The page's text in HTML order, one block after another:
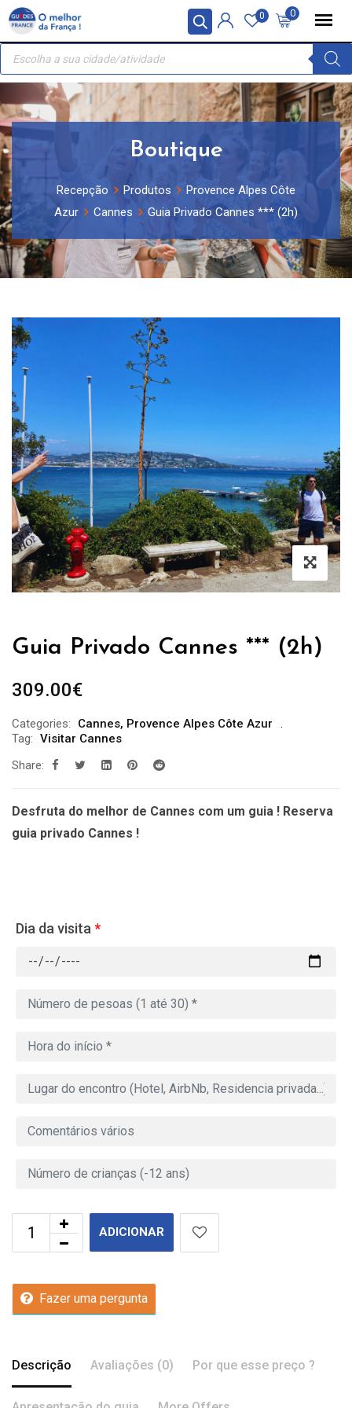
Painel de Gerenciamento de Cookies
Skip
content
0
0
Recherche
produits
Boutique
Recepção Produtos
Provence Alpes Côte
Azur
Cannes Guia Privado Cannes *** (2h)
Guia Privado Cannes *** (2h)
309.00€
Categories: Cannes, Provence Alpes Côte Azur
Tag: Visitar Cannes
Share:
Desfruta do melhor de Cannes com um guia ! Reserva
guia privado Cannes !
Dia da visita *
ADICIONAR
Fazer uma pergunta
Descrição Avaliações (0) Por que esse preço ?